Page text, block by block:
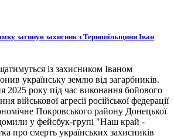
загинув захисник з Тернопільщини Іван
із захисником Іваном
українську землю від загарбників.
2025 року під час виконання бойового
військової агресії російської федерації
Покровського району Донецької
у фейсбук-групі "Наш край -
про смерть українських захисників